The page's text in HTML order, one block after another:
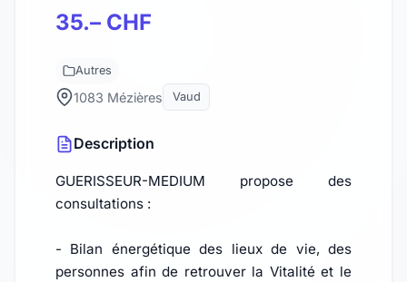
35.– CHF
Autres
1083 Mézières Vaud
Description
GUERISSEUR-MEDIUM propose des
consultations :
- Bilan énergétique des lieux de vie, des
personnes afin de retrouver la Vitalité et le